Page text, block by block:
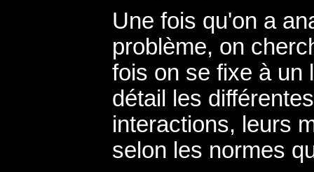
Une fois qu'on a
problème, on
fois on se fixe à un
détail les
interactions, leurs
selon les normes